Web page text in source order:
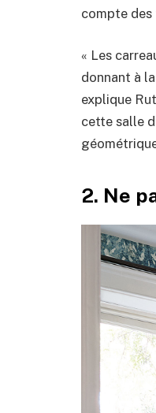
compte des
« Les
donnant à
explique
cette salle
2. Ne